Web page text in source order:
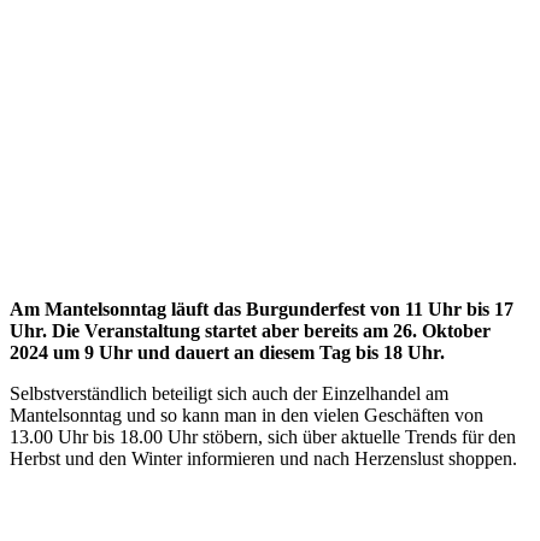
Am Mantelsonntag läuft das Burgunderfest von 11 Uhr bis 17
Uhr. Die Veranstaltung startet aber bereits am 26. Oktober
2024 um 9 Uhr und dauert an diesem Tag bis 18 Uhr.
Selbstverständlich beteiligt sich auch der Einzelhandel am
Mantelsonntag und so kann man in den vielen Geschäften von
13.00 Uhr bis 18.00 Uhr stöbern, sich über aktuelle Trends für den
Herbst und den Winter informieren und nach Herzenslust shoppen.